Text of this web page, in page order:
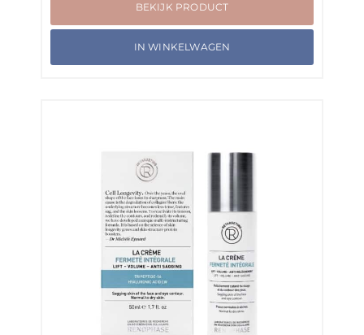
BEKIJK PRODUCT
IN WINKELWAGEN